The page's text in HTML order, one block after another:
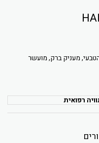
מעניק ברק, מועשר
רפואית